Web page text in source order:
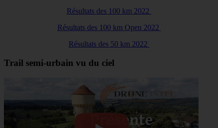
Résultats des 100 km 2022
Résultats des 100 km Open 2022
Résultats des 50 km 2022
Trail semi-urbain vu du ciel